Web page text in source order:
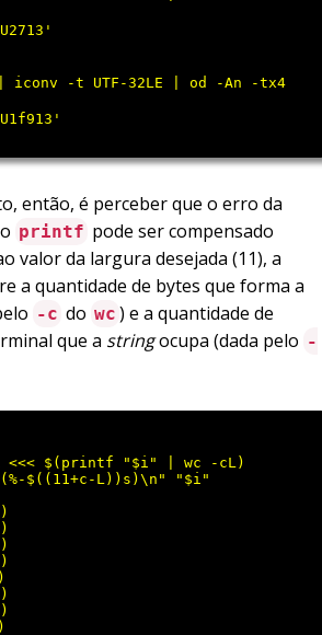
então, é perceber que o erro da
printf pode ser compensado
valor da largura desejada (11), a
a quantidade de bytes que forma a
-c do wc ) e a quantidade de
que a stringocupa (dada pelo -
<<< $(printf "$i" | wc -cL)
$((11+c-L))s)\n" "$i"